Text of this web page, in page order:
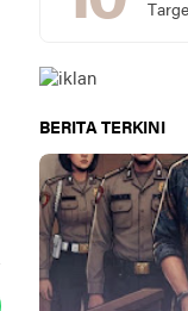
BERITA TERKINI